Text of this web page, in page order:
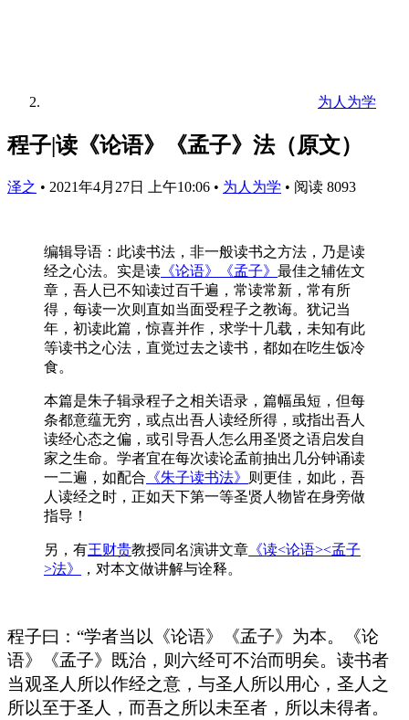
为人为学
程子|读《论语》《孟子》法（原文）
泽之 • 2021年4月27日 上午10:06 • 为人为学 • 阅读 8093
编辑导语：此读书法，非一般读书之方法，乃是读
经之心法。实是读 《论语》 《孟子》 最佳之辅佐文
章，吾人已不知读过百千遍，常读常新，常有所
得，每读一次则直如当面受程子之教诲。犹记当
年，初读此篇，惊喜并作，求学十几载，未知有此
等读书之心法，直觉过去之读书，都如在吃生饭冷
食。
本篇是朱子辑录程子之相关语录，篇幅虽短，但每
条都意蕴无穷，或点出吾人读经所得，或指出吾人
读经心态之偏，或引导吾人怎么用圣贤之语启发自
家之生命。学者宜在每次读论孟前抽出几分钟诵读
一二遍，如配合 《朱子读书法》
则更佳，如此，吾
人读经之时，正如天下第一等圣贤人物皆在身旁做
指导！
另，有王财贵教授同名演讲文章 《读<论语><孟子
>法》
，对本文做讲解与诠释。
程子曰：“学者当以《论语》《孟子》为本。《论
语》《孟子》既治，则六经可不治而明矣。读书者
当观圣人所以作经之意，与圣人所以用心，圣人之
所以至于圣人，而吾之所以未至者，所以未得者。